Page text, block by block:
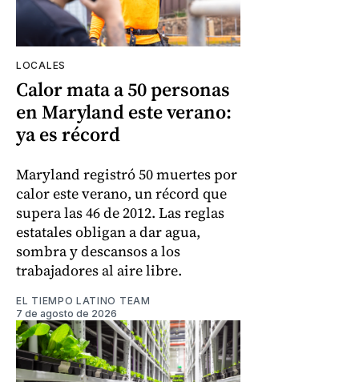
LOCALES
Calor mata a 50 personas
en Maryland este verano:
ya es récord
Maryland registró 50 muertes por
calor este verano, un récord que
supera las 46 de 2012. Las reglas
estatales obligan a dar agua,
sombra y descansos a los
trabajadores al aire libre.
EL TIEMPO LATINO TEAM
7 de agosto de 2026